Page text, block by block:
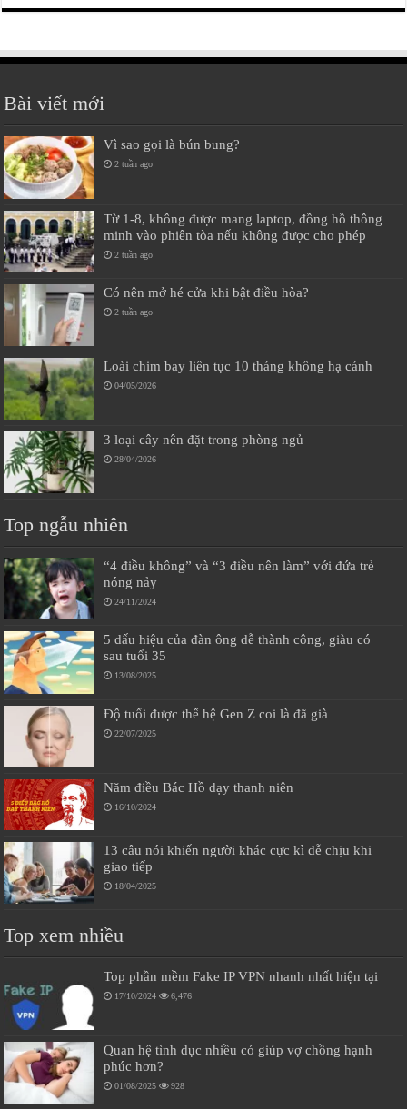
Bài viết mới
Vì sao gọi là bún bung?
2 tuần ago
Từ 1-8, không được mang laptop, đồng hồ thông
minh vào phiên tòa nếu không được cho phép
2 tuần ago
Có nên mở hé cửa khi bật điều hòa?
2 tuần ago
Loài chim bay liên tục 10 tháng không hạ cánh
04/05/2026
3 loại cây nên đặt trong phòng ngủ
28/04/2026
Top ngẫu nhiên
“4 điều không” và “3 điều nên làm” với đứa trẻ
nóng nảy
24/11/2024
5 dấu hiệu của đàn ông dễ thành công, giàu có
sau tuổi 35
13/08/2025
Độ tuổi được thế hệ Gen Z coi là đã già
22/07/2025
Năm điều Bác Hồ dạy thanh niên
16/10/2024
13 câu nói khiến người khác cực kì dễ chịu khi
giao tiếp
18/04/2025
Top xem nhiều
Top phần mềm Fake IP VPN nhanh nhất hiện tại
17/10/2024 6,476
Quan hệ tình dục nhiều có giúp vợ chồng hạnh
phúc hơn?
01/08/2025 928